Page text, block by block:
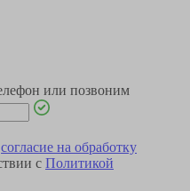
или позвоним
согласие на обработку
с Политикой